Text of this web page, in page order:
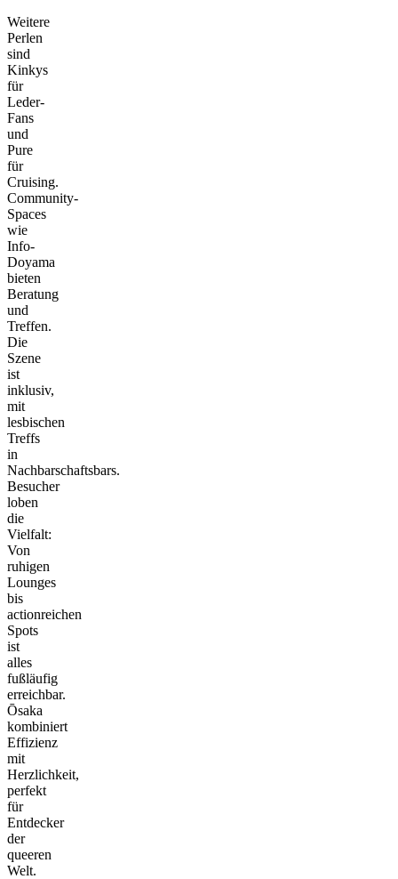
Weitere
Perlen
sind
Kinkys
für
Leder-
Fans
und
Pure
für
Cruising.
Community-
Spaces
wie
Info-
Doyama
bieten
Beratung
und
Treffen.
Die
Szene
ist
inklusiv,
mit
lesbischen
Treffs
in
Nachbarschaftsbars.
Besucher
loben
die
Vielfalt:
Von
ruhigen
Lounges
bis
actionreichen
Spots
ist
alles
fußläufig
erreichbar.
Ōsaka
kombiniert
Effizienz
mit
Herzlichkeit,
perfekt
für
Entdecker
der
queeren
Welt.